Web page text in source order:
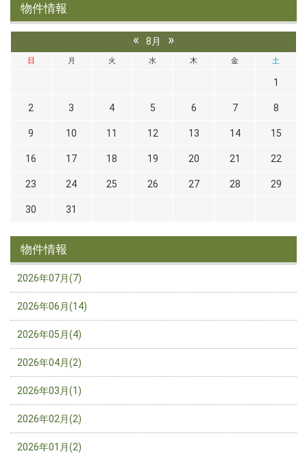
物件情報
« 8月 »
日 月 火 水 木 金 土
1
2 3 4 5 6 7 8
9 10 11 12 13 14 15
16 17 18 19 20 21 22
23 24 25 26 27 28 29
30 31
物件情報
2026年07月(7)
2026年06月(14)
2026年05月(4)
2026年04月(2)
2026年03月(1)
2026年02月(2)
2026年01月(2)